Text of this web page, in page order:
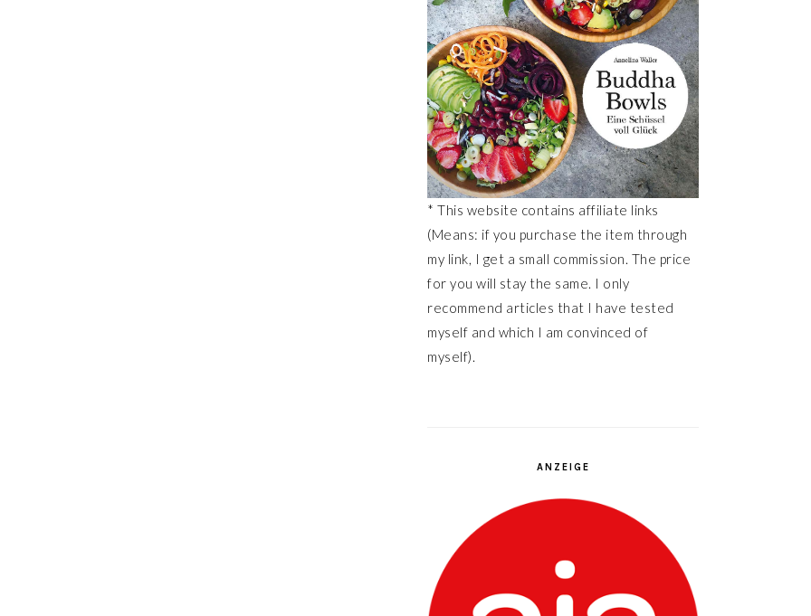
* This website contains affiliate links
(Means: if you purchase the item through
my link, I get a small commission. The price
for you will stay the same. I only
recommend articles that I have tested
myself and which I am convinced of
myself).
ANZEIGE